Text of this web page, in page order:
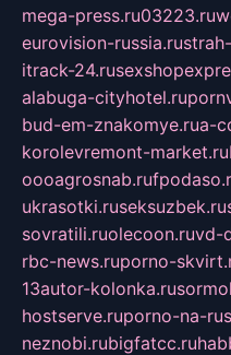
mega-press.ru03223.ru
eurovision-russia.ru
itrack-24.ru
alabuga-cityhotel.ru
bud-em-znakomye.rua-
korolevremont-market.ru
oooagrosnab.ru
ukrasotki.ruseksuzbek.ru
sovratili.ruolecoon.ruvd-
rbc-news.ruporno-
13autor-kolonka.ru
hostserve.ruporno-na-
neznobi.rubigfatcc.ru